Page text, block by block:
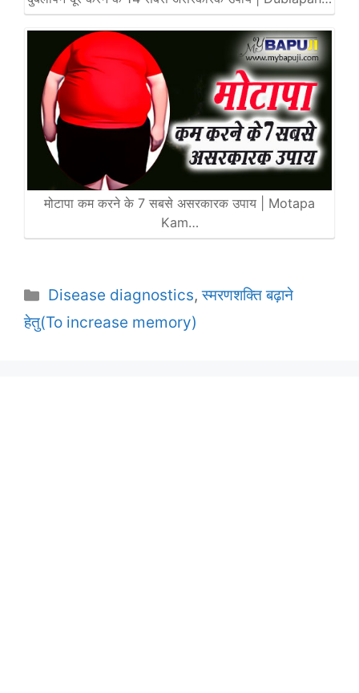
मोटापा कम करने के 7 सबसे असरकारक उपाय | Motapa
Kam…
Categories
Disease diagnostics,स्मरणशक्ति बढ़ाने
हेतु(To increase memory)